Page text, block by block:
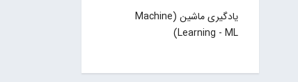
یادگیری ماشین (Machine
Learning - ML)